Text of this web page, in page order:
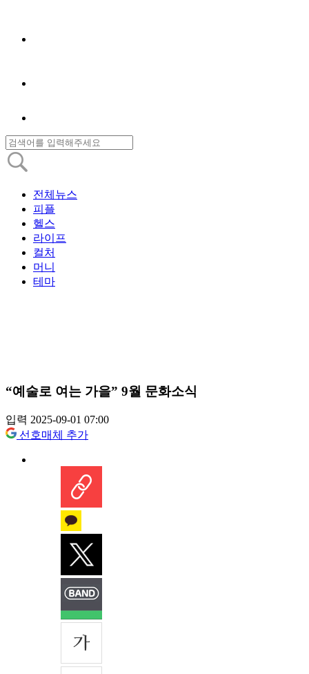
전체뉴스
피플
헬스
라이프
컬처
머니
테마
“예술로 여는 가을” 9월 문화소식
입력 2025-09-01 07:00
선호매체 추가